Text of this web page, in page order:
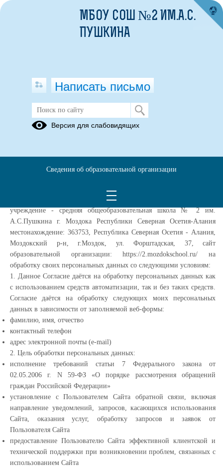
Информированное согласие
посетителя сайта на обработку
Согласие)
согласие Муниципальное бюджетное общеобразовательное
учреждение - средняя общеобразовательная школа № 2 им.
А.С.Пушкина г. Моздока Республики Северная Осетия-Алания
местонахождение: 363753, Республика Северная Осетия - Алания,
Моздокский р-н, г.Моздок, ул. Форштадская, 37, сайт
образовательной организации: https://2.mozdokschool.ru/ на
обработку своих персональных данных со следующими условиям:
1. Данное Согласие даётся на обработку персональных данных как
с использованием средств автоматизации, так и без таких средств.
Согласие даётся на обработку следующих моих персональных
данных в зависимости от заполняемой веб-формы:
фамилию, имя, отчество
контактный телефон
адрес электронной почты (e-mail)
2. Цель обработки персональных данных:
исполнение требований статьи 7 Федерального закона от
02.05.2006 г. N 59-ФЗ «О порядке рассмотрения обращений
граждан Российской Федерации»
установление с Пользователем Сайта обратной связи, включая
направление уведомлений, запросов, касающихся использования
Сайта, оказания услуг, обработку запросов и заявок от
Пользователя Сайта
предоставление Пользователю Сайта эффективной клиентской и
технической поддержки при возникновении проблем, связанных с
использованием Сайта
МБОУ СОШ №2 ИМ.А.С.
ПУШКИНА
Написать письмо
Версия для слабовидящих
Сведения об образовательной организации